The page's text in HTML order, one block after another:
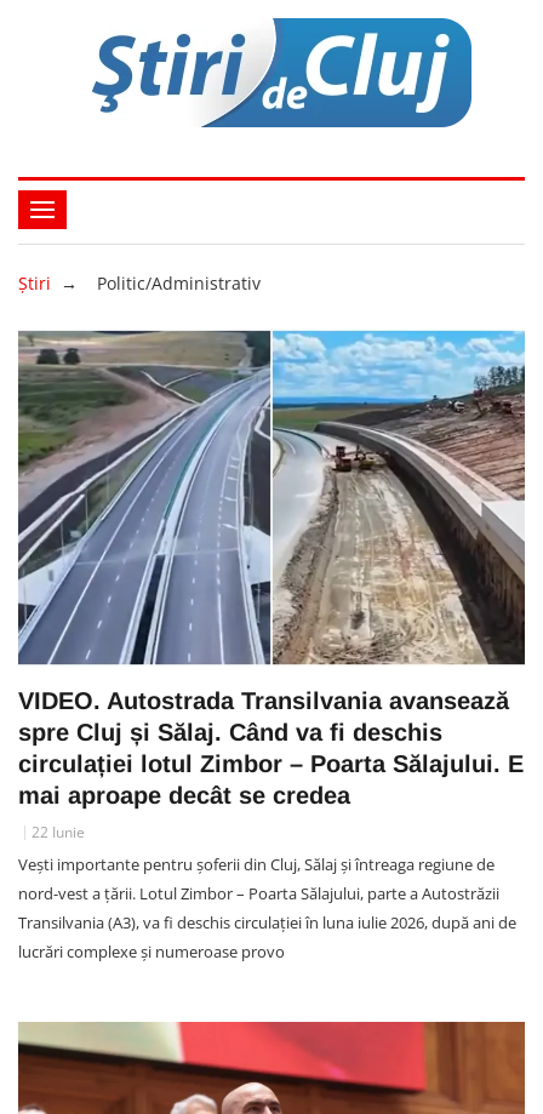
Ştiri → Politic/Administrativ
VIDEO. Autostrada Transilvania avansează
spre Cluj și Sălaj. Când va fi deschis
circulației lotul Zimbor – Poarta Sălajului. E
mai aproape decât se credea
22 Iunie
Vești importante pentru șoferii din Cluj, Sălaj și întreaga regiune de
nord-vest a țării. Lotul Zimbor – Poarta Sălajului, parte a Autostrăzii
Transilvania (A3), va fi deschis circulației în luna iulie 2026, după ani de
lucrări complexe și numeroase provo